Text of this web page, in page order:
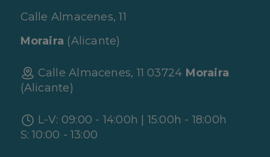
Calle Almacenes, 11
Moraira (Alicante)
Calle Almacenes, 11 03724 Moraira
(Alicante)
L-V: 09:00 - 14:00h | 15:00h - 18:00h
S: 10:00 - 13:00